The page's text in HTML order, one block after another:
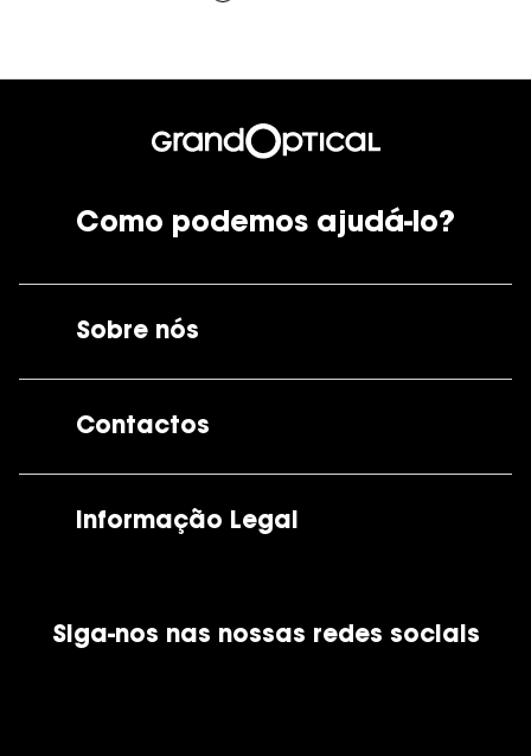
Como podemos ajudá-lo?
Sobre nós
Contactos
Informação Legal
Política de Cookies
Siga-nos nas nossas redes sociais